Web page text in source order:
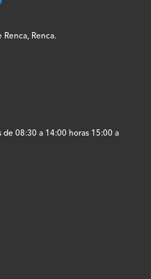
Renca.
08:30 a 14:00 horas 15:00 a